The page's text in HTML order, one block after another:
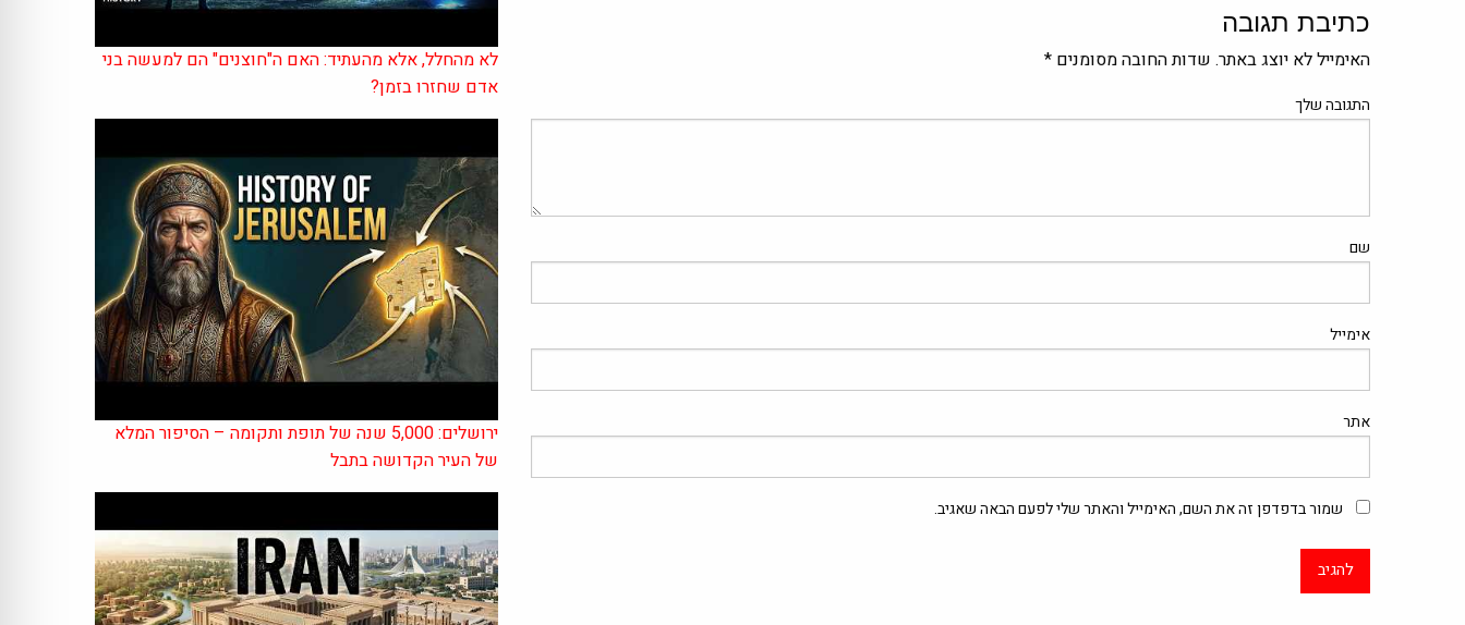
כתיבת תגובה
האימייל לא יוצג באתר. שדות החובה מסומנים *
התגובה שלך
שם
אימייל
אתר
שמור בדפדפן זה את השם, האימייל והאתר שלי לפעם הבאה שאגיב.
לא מהחלל, אלא מהעתיד: האם ה"חוצנים" הם למעשה בני
אדם שחזרו בזמן?
ירושלים: 5,000 שנה של תופת ותקומה – הסיפור המלא
של העיר הקדושה בתבל